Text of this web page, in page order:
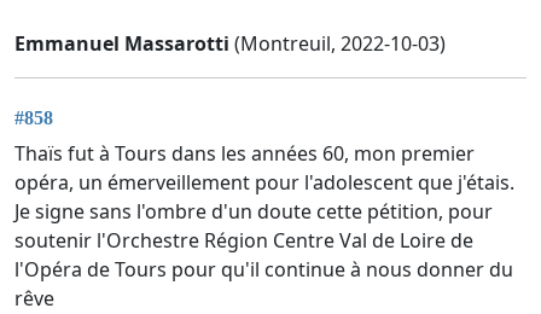
Emmanuel Massarotti (Montreuil, 2022-10-03)
#858
Thaïs fut à Tours dans les années 60, mon premier
opéra, un émerveillement pour l'adolescent que j'étais.
Je signe sans l'ombre d'un doute cette pétition, pour
soutenir l'Orchestre Région Centre Val de Loire de
l'Opéra de Tours pour qu'il continue à nous donner du
rêve